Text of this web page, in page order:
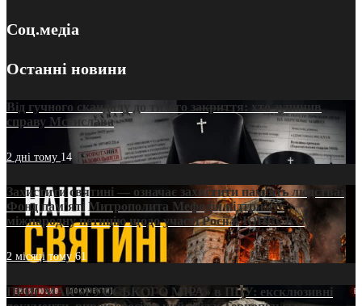
Соц.медіа
Останні новини
Від гучного скандалу до тихого закриття: хто зупинив
справу Мстислава
2 дні тому 14
Захистити святині — означає захистити пам’ять людства:
Фонд пам’яті Митрополита Мефодія підтримує
міжнародну петицію щодо участі Росії в ЮНЕСКО
2 місяці тому61
ПРИСМАК «РУССЬКОГО МІРА» в ПЦУ: ексклюзивні